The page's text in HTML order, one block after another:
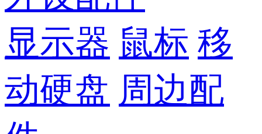
显示器 鼠标 移
动硬盘 周边配